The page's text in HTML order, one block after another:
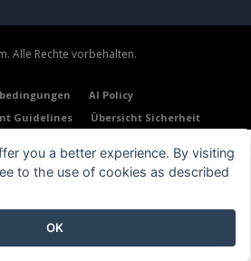
Alle Rechte vorbehalten.
AI Policy
Guidelines Übersicht Sicherheit
you a better experience. By visiting
to the use of cookies as described
OK